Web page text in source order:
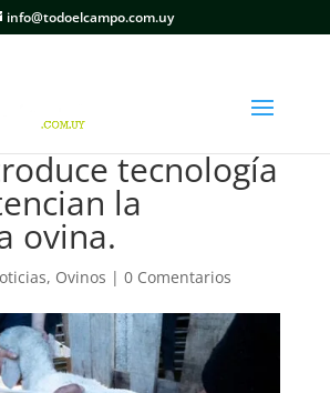
info@todoelcampo.com.uy
tecnología
la
ovina.
, Ovinos | 0 Comentarios